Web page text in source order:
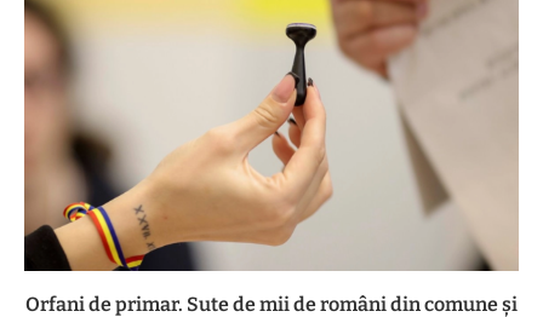
Orfani de primar. Sute de mii de români din comune și